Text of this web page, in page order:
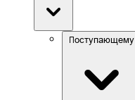
Поступающему